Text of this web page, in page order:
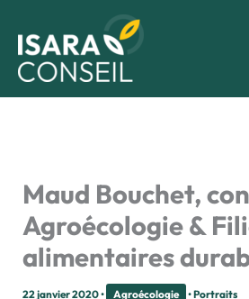
contenu
Maud Bouchet,
Agroécologie &
alimentaires
22 janvier 2020• Agroécologie •Portraits